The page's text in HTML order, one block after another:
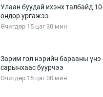
Улаан буудай ихэнх талбайд
өндөр ургажээ
Өчигдөр 15 цаг 30 мин
Зарим гол нэрийн барааны үнэ
сарынхаас буурчээ
Өчигдөр 15 цаг 00 мин